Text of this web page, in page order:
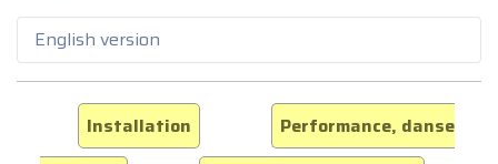
English version
Installation
Performance, danse